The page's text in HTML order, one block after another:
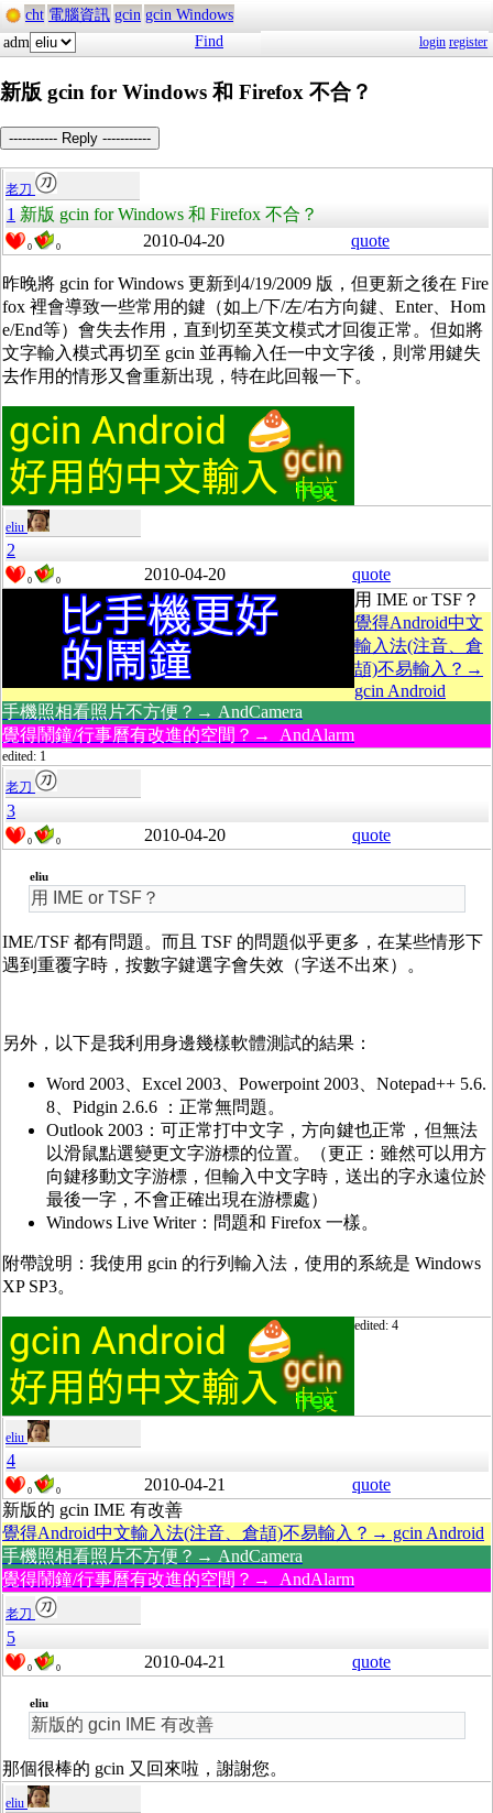
cht 電腦資訊 gcin gcin Windows
adm
Find login register
新版 gcin for Windows 和 Firefox 不合？
----------- Reply -----------
老刀
1 新版 gcin for Windows 和 Firefox 不合？
0 0 2010-04-20 quote
昨晚將 gcin for Windows 更新到4/19/2009 版，但更新之後在 Fire
fox 裡會導致一些常用的鍵（如上/下/左/右方向鍵、Enter、Hom
e/End等）會失去作用，直到切至英文模式才回復正常。但如將
文字輸入模式再切至 gcin 並再輸入任一中文字後，則常用鍵失
去作用的情形又會重新出現，特在此回報一下。
eliu
2
0 0 2010-04-20
quote
用 IME or TSF？
覺得Android中文
輸入法(注音、倉
頡)不易輸入？→
gcin Android
手機照相看照片不方便？→ AndCamera
覺得鬧鐘/行事曆有改進的空間？→ AndAlarm
edited: 1
老刀
3
0 0 2010-04-20 quote
eliu
用 IME or TSF？
IME/TSF 都有問題。而且 TSF 的問題似乎更多，在某些情形下
遇到重覆字時，按數字鍵選字會失效（字送不出來）。
另外，以下是我利用身邊幾樣軟體測試的結果：
Word 2003、Excel 2003、Powerpoint 2003、Notepad++ 5.6.
8、Pidgin 2.6.6 ：正常無問題。
Outlook 2003：可正常打中文字，方向鍵也正常，但無法
以滑鼠點選變更文字游標的位置。（更正：雖然可以用方
向鍵移動文字游標，但輸入中文字時，送出的字永遠位於
最後一字，不會正確出現在游標處）
Windows Live Writer：問題和 Firefox 一樣。
附帶說明：我使用 gcin 的行列輸入法，使用的系統是 Windows
XP SP3。
edited: 4
eliu
4
0 0 2010-04-21
quote
新版的 gcin IME 有改善
覺得Android中文輸入法(注音、倉頡)不易輸入？→ gcin Android
手機照相看照片不方便？→ AndCamera
覺得鬧鐘/行事曆有改進的空間？→ AndAlarm
老刀
5
0 0 2010-04-21 quote
eliu
新版的 gcin IME 有改善
那個很棒的 gcin 又回來啦，謝謝您。
eliu